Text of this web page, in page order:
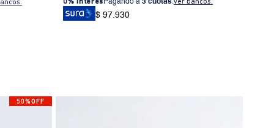
0% Interés Pagando a3 cuotas.ver bancos.
$ 97.930
50%OFF